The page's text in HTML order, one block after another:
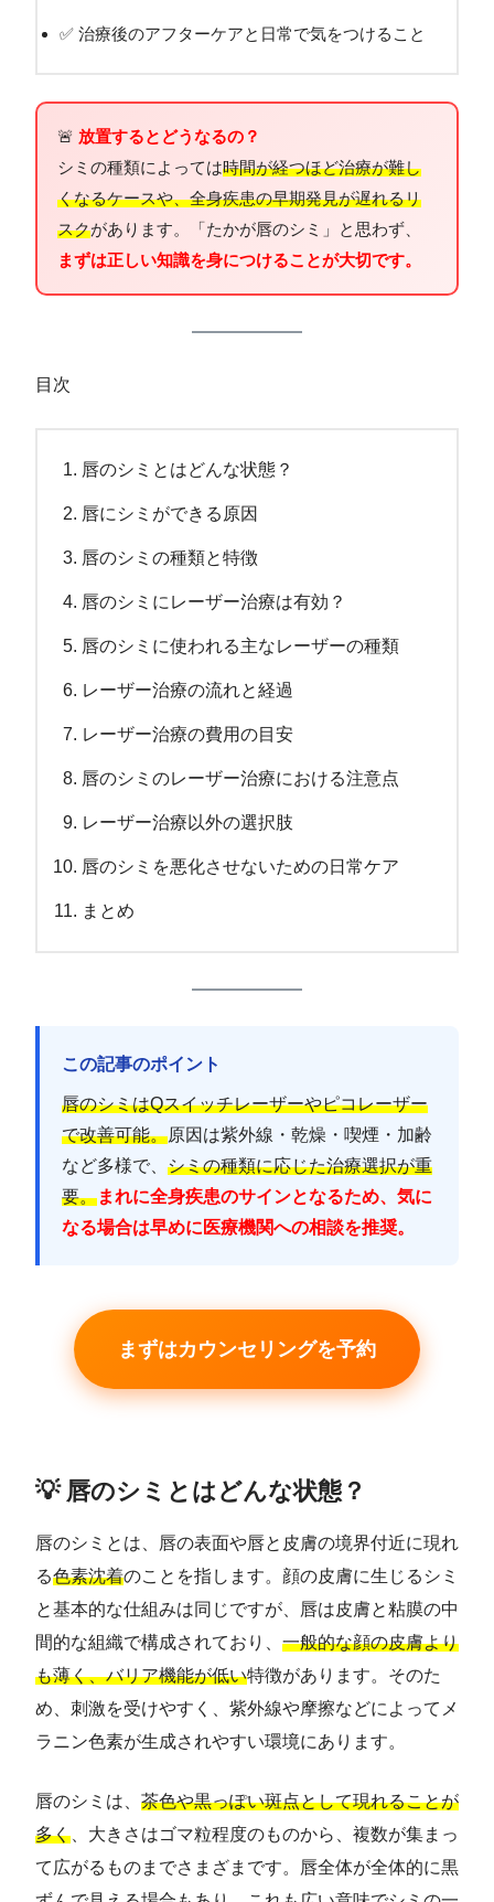
✅ 治療後のアフターケアと日常で気をつけること
🚨 放置するとどうなるの？
シミの種類によっては時間が経つほど治療が難し
くなるケースや、全身疾患の早期発見が遅れるリ
スクがあります。「たかが唇のシミ」と思わず、
まずは正しい知識を身につけることが大切です。
目次
唇のシミとはどんな状態？
唇にシミができる原因
唇のシミの種類と特徴
唇のシミにレーザー治療は有効？
唇のシミに使われる主なレーザーの種類
レーザー治療の流れと経過
レーザー治療の費用の目安
唇のシミのレーザー治療における注意点
レーザー治療以外の選択肢
唇のシミを悪化させないための日常ケア
まとめ
この記事のポイント
唇のシミはQスイッチレーザーやピコレーザー
で改善可能。原因は紫外線・乾燥・喫煙・加齢
など多様で、 シミの種類に応じた治療選択が重
要。まれに全身疾患のサインとなるため、気に
なる場合は早めに医療機関への相談を推奨。
まずはカウンセリングを予約
💡 唇のシミとはどんな状態？
唇のシミとは、唇の表面や唇と皮膚の境界付近に現れ
る色素沈着のことを指します。顔の皮膚に生じるシミ
と基本的な仕組みは同じですが、唇は皮膚と粘膜の中
間的な組織で構成されており、 一般的な顔の皮膚より
も薄く、バリア機能が低い特徴があります。そのた
め、刺激を受けやすく、紫外線や摩擦などによってメ
ラニン色素が生成されやすい環境にあります。
唇のシミは、 茶色や黒っぽい斑点として現れることが
多く 、大きさはゴマ粒程度のものから、複数が集まっ
て広がるものまでさまざまです。唇全体が全体的に黒